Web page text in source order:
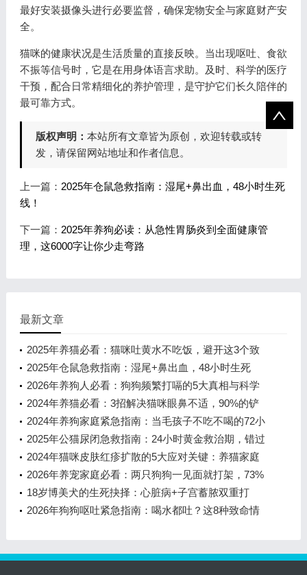
最好安装摄像头进行必要监督，确保宠物安全与家庭财产安
全。
猫咪的健康状况是生活质量的直接反映。当出现呕吐、食欲
不振等信号时，它是在用身体语言求助。及时、科学的医疗
干预，配合日常精细化的养护管理，是守护它们长久陪伴的
最可靠方式。
版权声明： 本站所有文章皆为原创，欢迎转载或转
发，请保留网站地址和作者信息。
上一篇： 2025年仓鼠急救指南：湿尾+鼻出血，48小时生死
线！
下一篇： 2025年养狗必读：从急性胃肠炎到全面健康管
理，这6000字让你少走弯路
最新文章
2025年养猫必看：猫咪吐黄水不吃饭，避开这3个致
命误区
2025年仓鼠急救指南：湿尾+鼻出血，48小时生死
线！
2026年养狗人必看：狗狗频繁打嗝的5大真相与科学
应对方案
2024年养猫必看：3招解决猫咪眼鼻不适，90%的铲
屎官都忽略了这些细节
2024年养狗家庭紧急指南：当毛孩子不吃不喝的72小
时生死时速
2025年公猫尿闭急救指南：24小时黄金救治期，错过
可能肾衰竭
2024年猫咪皮肤红疹扩散的5大应对关键：养猫家庭
必读指南
2026年养宠家庭必看：两只狗狗一见面就打架，73%
的多狗家庭都面临这个难题
18岁博美犬的生死抉择：心脏病+子宫蓄脓双重打
击，老年犬养护全解析
2026年狗狗呕吐紧急指南：喝水都吐？这8种致命情